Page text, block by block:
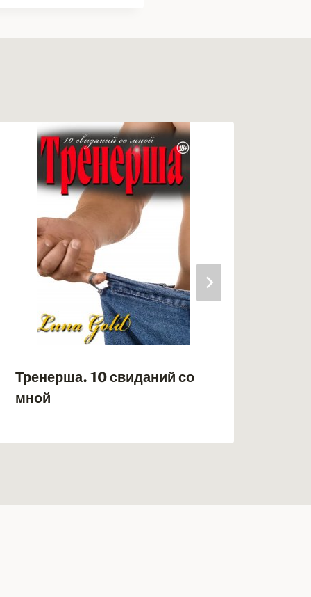
Тренерша. 10 свиданий со
мной